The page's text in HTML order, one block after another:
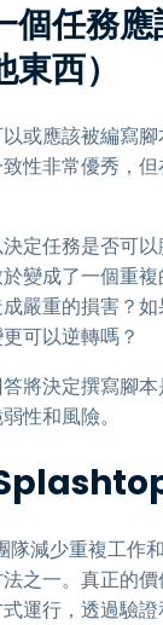
個任務
西）
或應該被編寫
性非常優秀，
定任務是否可
變成了一個重
嚴重的損害？如
可以逆轉嗎？
將決定撰寫腳
性和風險。
隊減少重複工作
之一。真正的
運行，透過驗